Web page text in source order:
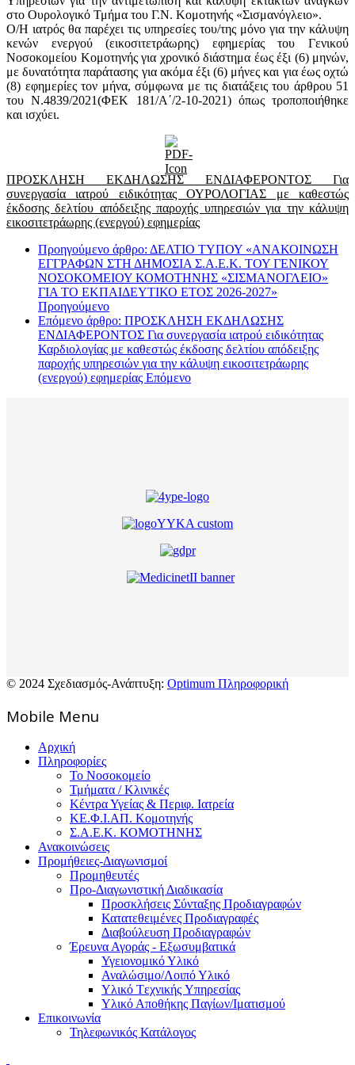
στο Ουρολογικό Τμήμα του Γ.Ν. Κομοτηνής «Σισμανόγλειο».
Ο/Η ιατρός θα παρέχει τις υπηρεσίες του/της μόνο για την κάλυψη
κενών ενεργού (εικοσιτετράωρης) εφημερίας του Γενικού
Νοσοκομείου Κομοτηνής για χρονικό διάστημα έως έξι (6) μηνών,
με δυνατότητα παράτασης για ακόμα έξι (6) μήνες και για έως οχτώ
(8) εφημερίες τον μήνα, σύμφωνα με τις διατάξεις του άρθρου 51
του Ν.4839/2021(ΦΕΚ 181/Α΄/2-10-2021) όπως τροποποιήθηκε
και ισχύει.
ΠΡΟΣΚΛΗΣΗ ΕΚΔΗΛΩΣΗΣ ΕΝΔΙΑΦΕΡΟΝΤΟΣ Για
συνεργασία ιατρού ειδικότητας ΟΥΡΟΛΟΓΙΑΣ με καθεστώς
έκδοσης δελτίου απόδειξης παροχής υπηρεσιών για την κάλυψη
εικοσιτετράωρης (ενεργού) εφημερίας
Προηγούμενο άρθρο: ΔΕΛΤΙΟ ΤΥΠΟΥ «ΑΝΑΚΟΙΝΩΣΗ
ΕΓΓΡΑΦΩΝ ΣΤΗ ΔΗΜΟΣΙΑ Σ.Α.Ε.Κ. ΤΟΥ ΓΕΝΙΚΟΥ
ΝΟΣΟΚΟΜΕΙΟΥ ΚΟΜΟΤΗΝΗΣ «ΣΙΣΜΑΝΟΓΛΕΙΟ»
ΓΙΑ ΤΟ ΕΚΠΑΙΔΕΥΤΙΚΟ ΕΤΟΣ 2026-2027»
Προηγούμενο
Επόμενο άρθρο: ΠΡΟΣΚΛΗΣΗ ΕΚΔΗΛΩΣΗΣ
ΕΝΔΙΑΦΕΡΟΝΤΟΣ Για συνεργασία ιατρού ειδικότητας
Καρδιολογίας με καθεστώς έκδοσης δελτίου απόδειξης
παροχής υπηρεσιών για την κάλυψη εικοσιτετράωρης
(ενεργού) εφημερίας Επόμενο
© 2024 Σχεδιασμός-Ανάπτυξη: Optimum Πληροφορική
Mοbile Menu
Αρχική
Πληροφορίες
Το Νοσοκομείο
Τμήματα / Κλινικές
Κέντρα Υγείας & Περιφ. Ιατρεία
ΚΕ.Φ.Ι.ΑΠ. Κομοτηνής
Σ.Α.Ε.Κ. ΚΟΜΟΤΗΝΗΣ
Ανακοινώσεις
Προμήθειες-Διαγωνισμοί
Προμηθευτές
Προ-Διαγωνιστική Διαδικασία
Προσκλήσεις Σύνταξης Προδιαγραφών
Κατατεθειμένες Προδιαγραφές
Διαβούλευση Προδιαγραφών
Έρευνα Αγοράς - Εξωσυμβατικά
Υγειονομικό Υλικό
Αναλώσιμο/Λοιπό Υλικό
Υλικό Tεχνικής Yπηρεσίας
Υλικό Αποθήκης Παγίων/Ιματισμού
Επικοινωνία
Τηλεφωνικός Κατάλογος